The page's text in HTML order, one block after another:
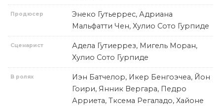
Продюсер
Энеко Гутьеррес, Адриана
Мальфатти Чен, Хулио Сото Гурпиде
Сценарист
Адела Гутиеррез, Мигель Моран,
Хулио Сото Гурпиде
В ролях
Иэн Батчелор, Икер Бенгоэчеа, Йон
Гоири, Янник Вергара, Педро
Арриета, Тксема Регаладо, Хайоне